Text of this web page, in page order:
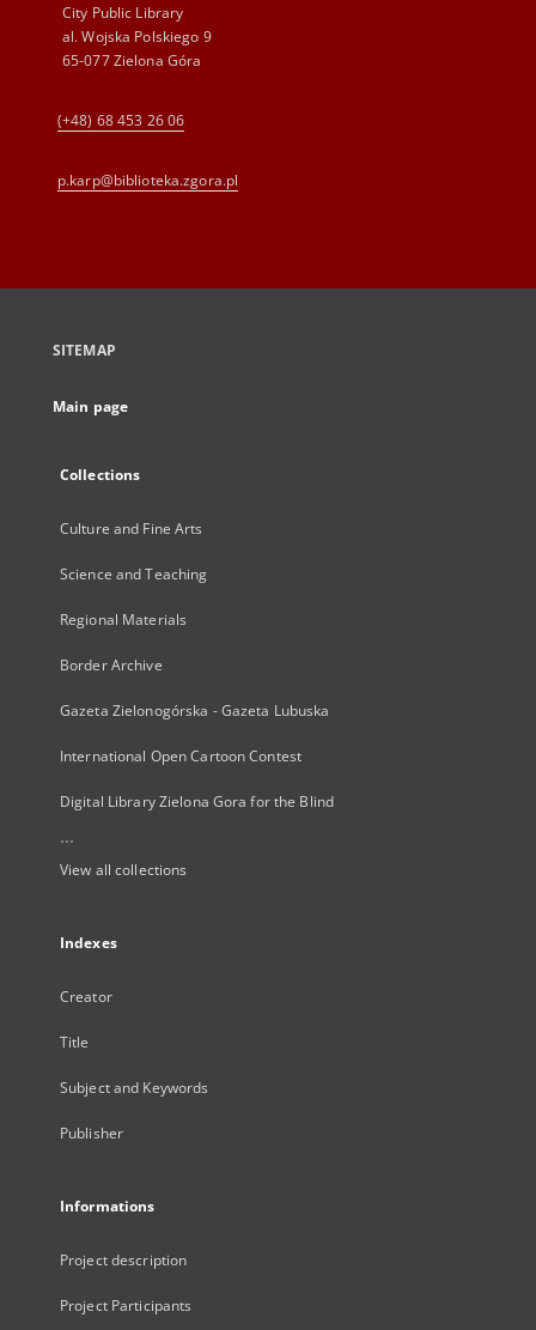
City Public Library
al. Wojska Polskiego 9
65-077 Zielona Góra
(+48) 68 453 26 06
p.karp@biblioteka.zgora.pl
SITEMAP
Main page
Collections
Culture and Fine Arts
Science and Teaching
Regional Materials
Border Archive
Gazeta Zielonogórska - Gazeta Lubuska
International Open Cartoon Contest
Digital Library Zielona Gora for the Blind
...
View all collections
Indexes
Creator
Title
Subject and Keywords
Publisher
Informations
Project description
Project Participants